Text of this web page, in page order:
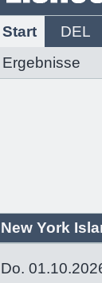
Start DEL
Ergebnisse
New York
Do.